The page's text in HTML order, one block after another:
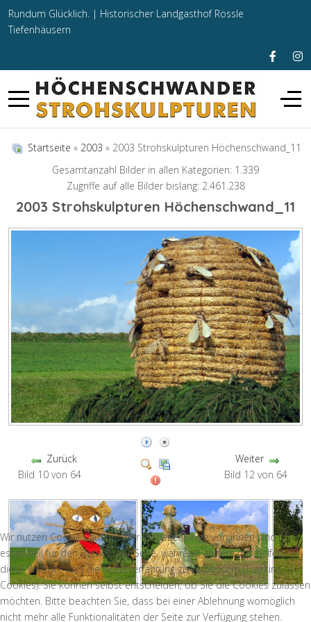
Rundum Glücklich. | Historischer Landgasthof Rössle
Tiefenhäusern
Startseite » 2003 » 2003 Strohskulpturen Höchenschwand_11
Gesamtanzahl Bilder in allen Kategorien: 1.339
Zugriffe auf alle Bilder bislang: 2.461.238
2003 Strohskulpturen Höchenschwand_11
Zurück
Bild 10 von 64
Weiter
Bild 12 von 64
Wir nutzen Cookies auf unserer Website. Einige von ihnen sind
essenziell für den Betrieb der Seite, während andere uns helfen,
diese Website und die Nutzererfahrung zu verbessern (Tracking
Cookies). Sie können selbst entscheiden, ob Sie die Cookies zulassen
möchten. Bitte beachten Sie, dass bei einer Ablehnung womöglich
nicht mehr alle Funktionalitäten der Seite zur Verfügung stehen.